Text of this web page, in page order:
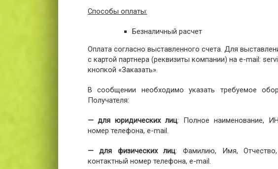
Способы оплаты:
Безналичный расчет
Оплата согласно выставленного счета. Для
с картой партнера (реквизиты компании) на e-mail:
кнопкой «Заказать».
В сообщении необходимо указать требуемое
Получателя:
— для юридических лиц: Полное наименование,
номер телефона, e-mail.
— для физических лиц: Фамилию, Имя,
контактный номер телефона, e-mail.